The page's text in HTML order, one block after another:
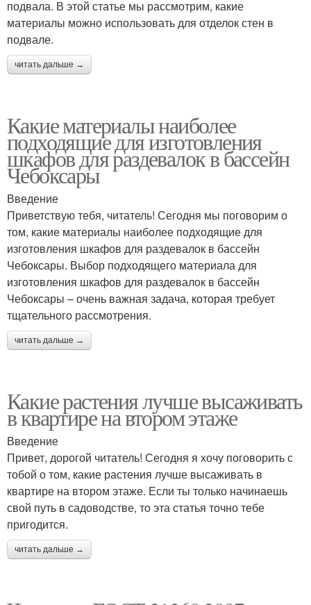
подвала. В этой статье мы рассмотрим, какие
материалы можно использовать для отделок стен в
подвале.
читать дальше →
Какие материалы наиболее
подходящие для изготовления
шкафов для раздевалок в бассейн
Чебоксары
Введение
Приветствую тебя, читатель! Сегодня мы поговорим о
том, какие материалы наиболее подходящие для
изготовления шкафов для раздевалок в бассейн
Чебоксары. Выбор подходящего материала для
изготовления шкафов для раздевалок в бассейн
Чебоксары – очень важная задача, которая требует
тщательного рассмотрения.
читать дальше →
Какие растения лучше высаживать
в квартире на втором этаже
Введение
Привет, дорогой читатель! Сегодня я хочу поговорить с
тобой о том, какие растения лучше высаживать в
квартире на втором этаже. Если ты только начинаешь
свой путь в садоводстве, то эта статья точно тебе
пригодится.
читать дальше →